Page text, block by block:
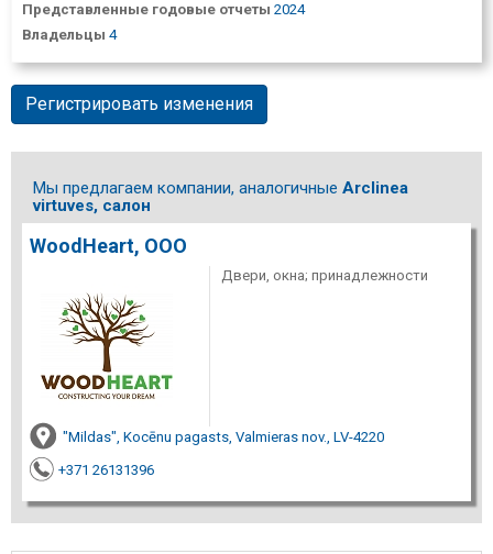
Представленные годовые отчеты 2024
Владельцы 4
Регистрировать изменения
Мы предлагаем компании, аналогичные Arclinea
virtuves, салон
WoodHeart, ООО
Двери, окна; принадлежности
"Mildas", Kocēnu pagasts, Valmieras nov., LV-4220
+371 26131396